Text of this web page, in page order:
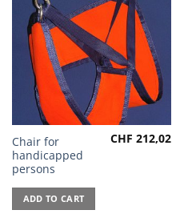
Chair for
handicapped
persons
CHF 212,02
ADD TO CART